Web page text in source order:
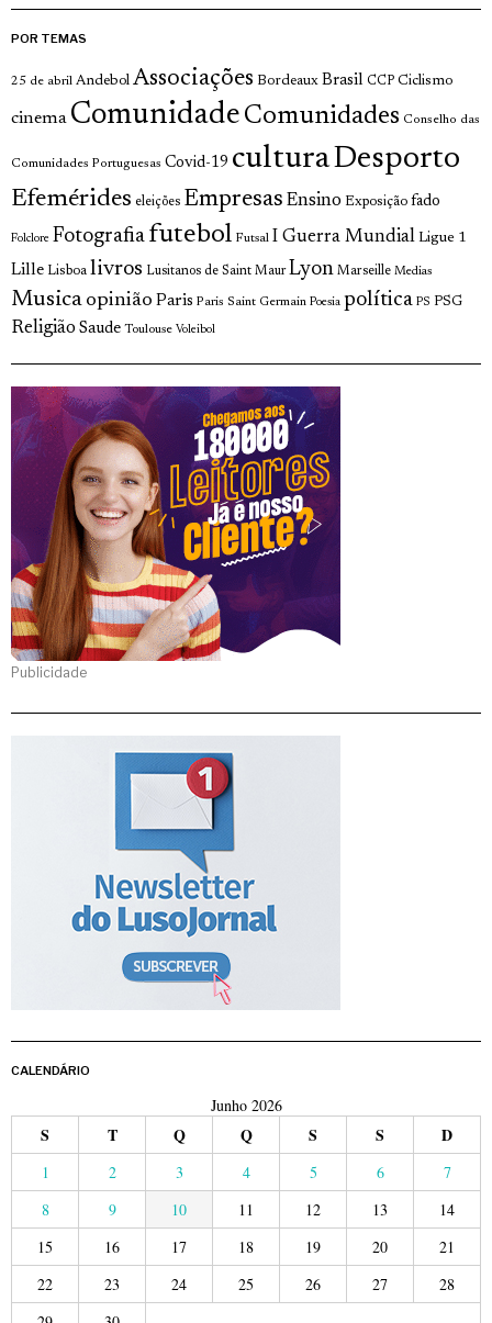
POR TEMAS
25 de abril Andebol Associações Bordeaux Brasil CCP Ciclismo
cinema Comunidade Comunidades Conselho das
Comunidades Portuguesas Covid-19 culturaDesporto
Efemérides eleições Empresas Ensino Exposição fado
Folclore Fotografia futebol Futsal I Guerra Mundial Ligue 1
Lille Lisboa livros Lusitanos de Saint Maur Lyon Marseille Medias
Musica opinião Paris Paris Saint Germain Poesia política PS PSG
Religião Saude Toulouse Voleibol
Publicidade
CALENDÁRIO
Junho 2026
S T Q Q S S D
1 2 3 4 5 6
7
8
9 10 11 12 13
14
15
16 17 18 19 20
21
22
23 24 25 26 27
28